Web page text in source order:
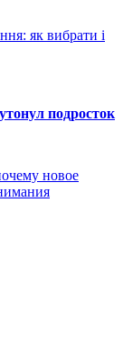
як вибрати і
подросток
новое